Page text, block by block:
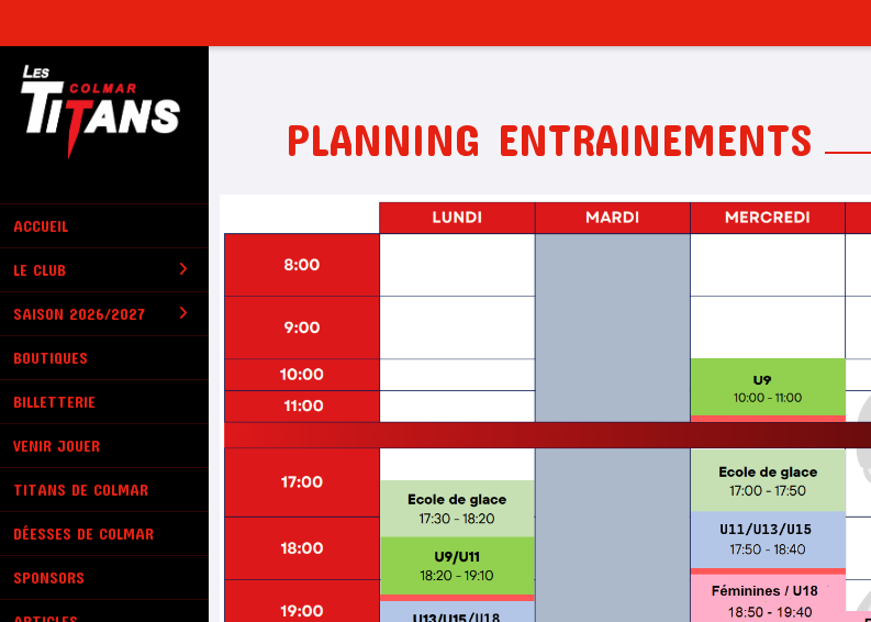
ACCUEIL
LE CLUB
SAISON 2026/2027
BOUTIQUES
BILLETTERIE
VENIR JOUER
TITANS DE COLMAR
DÉESSES DE COLMAR
SPONSORS
PLANNING ENTRAINEMENTS